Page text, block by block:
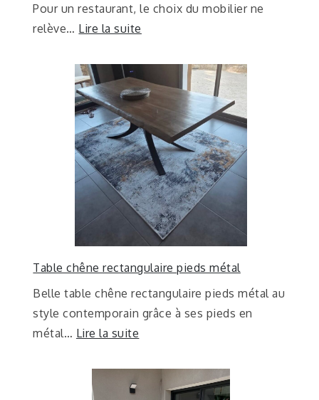
Pour un restaurant, le choix du mobilier ne
relève… Lire la suite
Table chêne rectangulaire pieds métal
Belle table chêne rectangulaire pieds métal au
style contemporain grâce à ses pieds en
métal… Lire la suite